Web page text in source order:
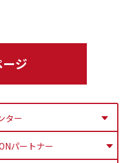
ジ
ター
パートナー